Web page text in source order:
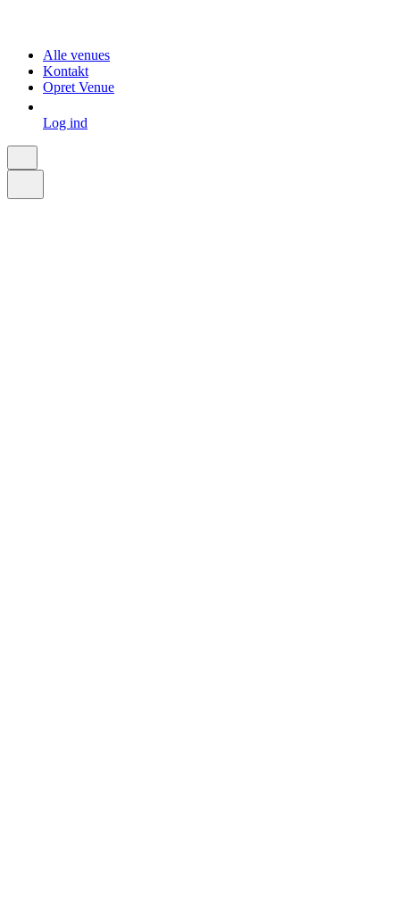
Alle venues
Kontakt
Opret Venue
Log ind